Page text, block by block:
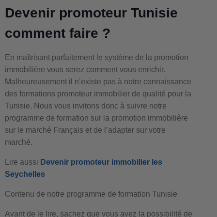
Devenir promoteur Tunisie
comment faire ?
En maîtrisant parfaitement le système de la promotion
immobilière vous serez comment vous enrichir.
Malheureusement il n’existe pas à notre connaissance
des formations promoteur immobilier de qualité pour la
Tunisie. Nous vous invitons donc à suivre notre
programme de formation sur la promotion immobilière
sur le marché Français et de l’adapter sur votre
marché.
Lire aussi Devenir promoteur immobilier les
Seychelles
Contenu de notre programme de formation Tunisie
Avant de le lire, sachez que vous avez la possibilité de